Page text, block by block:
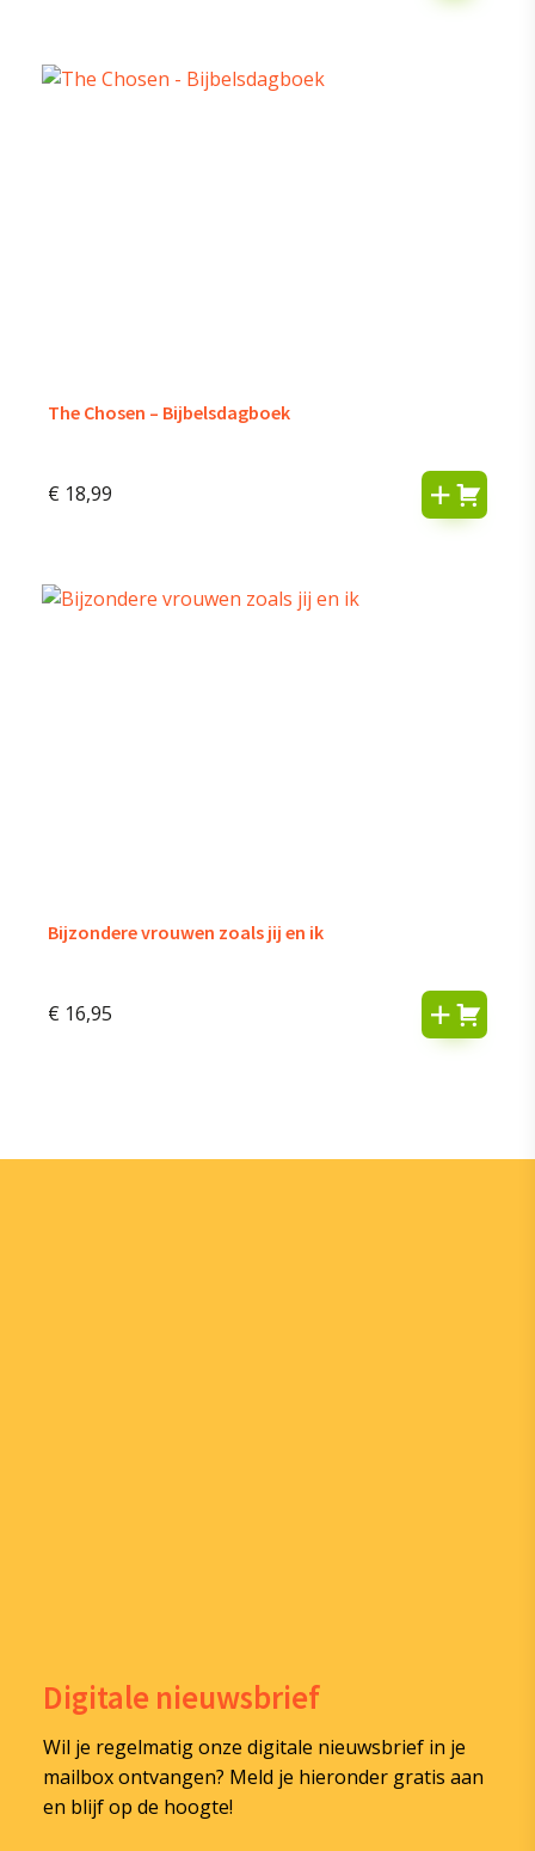
The Chosen – Bijbelsdagboek
€ 18,99
Bijzondere vrouwen zoals jij en ik
€ 16,95
Digitale nieuwsbrief
Wil je regelmatig onze digitale nieuwsbrief in je
mailbox ontvangen? Meld je hieronder gratis aan
en blijf op de hoogte!